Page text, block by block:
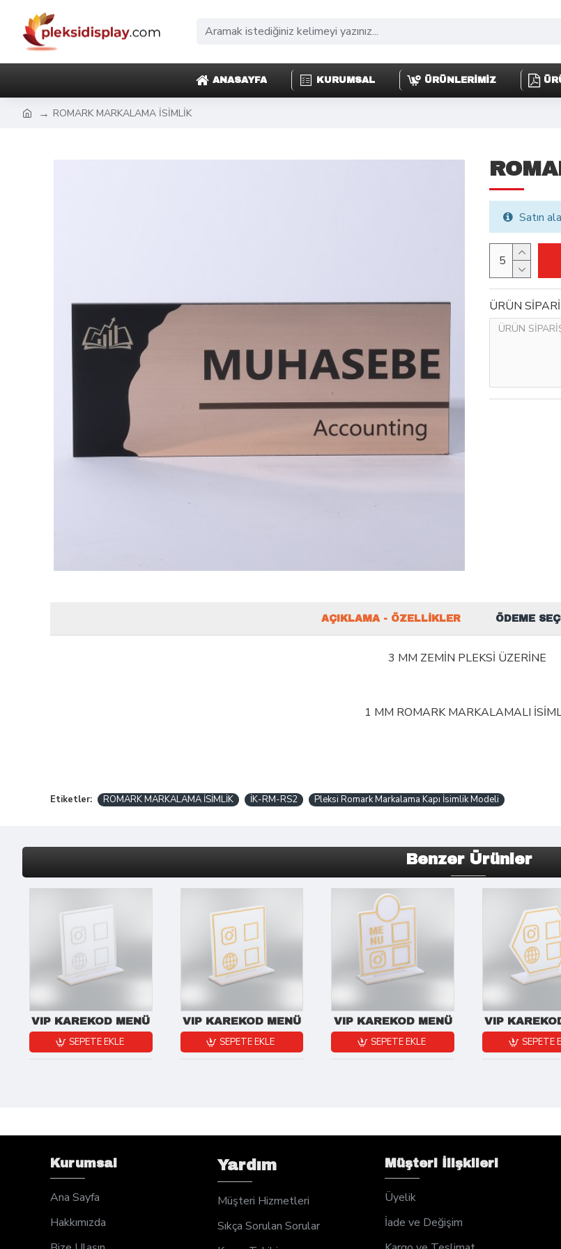
ANASAYFA KURUMSAL ÜRÜNLERİMİZ
ROMARK MARKALAMA İSİMLİK
ÜRÜN
Satın
AÇIKLAMA - ÖZELLIKLER ÖDEME
3 MM ZEMİN PLEKSİ ÜZERİNE
1 MM ROMARK MARKALAMALI
Etiketler: ROMARK MARKALAMA İSİMLİK İK-RM-RS2 Pleksi Romark Markalama Kapı İsimlik Modeli
Benzer Ürünler
VIP KAREKOD MENÜ
SEPETE EKLE
VIP KAREKOD MENÜ
SEPETE EKLE
VIP KAREKOD MENÜ
SEPETE EKLE
VIP
SEPETE
Kurumsal
Ana Sayfa
Hakkımızda
Yardım
Müşteri Hizmetleri
Sıkça Sorulan Sorular
Müşteri İlişkileri
Üyelik
İade ve Değişim